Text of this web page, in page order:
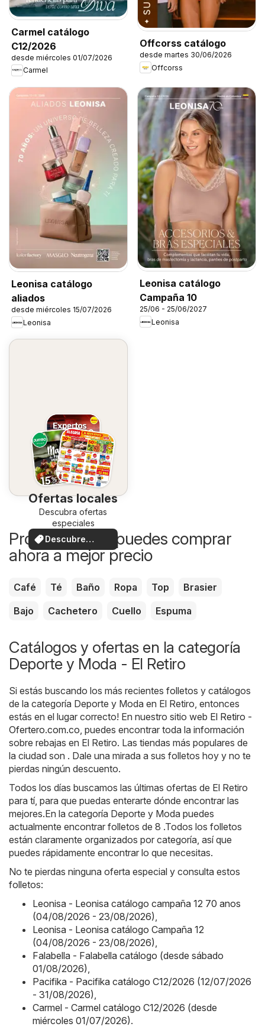
Carmel catálogo
C12/2026
desde miércoles 01/07/2026
Carmel
Offcorss catálogo
desde martes 30/06/2026
Offcorss
Leonisa catálogo
aliados
desde miércoles 15/07/2026
Leonisa
Leonisa catálogo
Campaña 10
25/06 - 25/06/2027
Leonisa
Ofertas locales
Descubra ofertas
especiales
Descubre
ofertas
Productos que puedes comprar
ahora a mejor precio
Café Té Baño Ropa Top
Brasier
Bajo
Cachetero Cuello Espuma
Catálogos y ofertas en la categoría
Deporte y Moda - El Retiro
Si estás buscando los más recientes folletos y catálogos
de la categoría Deporte y Moda en El Retiro, entonces
estás en el lugar correcto! En nuestro sitio web El Retiro -
Ofertero.com.co, puedes encontrar toda la información
sobre rebajas en El Retiro. Las tiendas más populares de
la ciudad son . Dale una mirada a sus folletos hoy y no te
pierdas ningún descuento.
Todos los días buscamos las últimas ofertas de El Retiro
para tí, para que puedas enterarte dónde encontrar las
mejores.En la categoría Deporte y Moda puedes
actualmente encontrar folletos de 8 .Todos los folletos
están claramente organizados por categoría, así que
puedes rápidamente encontrar lo que necesitas.
No te pierdas ninguna oferta especial y consulta estos
folletos:
Leonisa - Leonisa catálogo campaña 12 70 anos
(04/08/2026 - 23/08/2026),
Leonisa - Leonisa catálogo Campaña 12
(04/08/2026 - 23/08/2026),
Falabella - Falabella catálogo (desde sábado
01/08/2026),
Pacifika - Pacifika catálogo C12/2026 (12/07/2026
- 31/08/2026),
Carmel - Carmel catálogo C12/2026 (desde
miércoles 01/07/2026).